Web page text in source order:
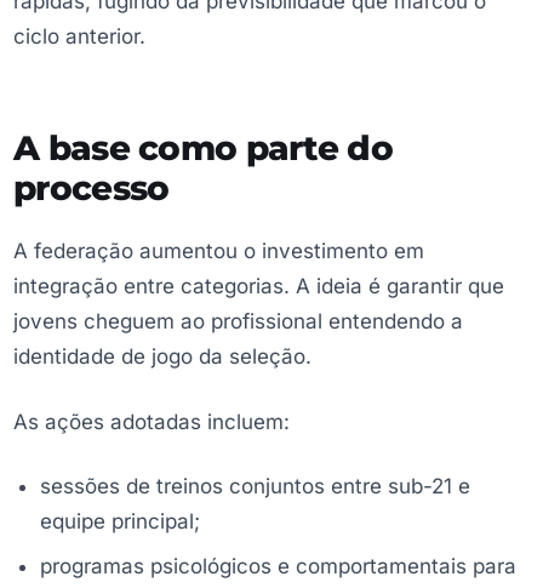
ciclo anterior.
A base como parte do
processo
A federação aumentou o investimento em
integração entre categorias. A ideia é garantir que
jovens cheguem ao profissional entendendo a
identidade de jogo da seleção.
As ações adotadas incluem:
sessões de treinos conjuntos entre sub-21 e
equipe principal;
programas psicológicos e comportamentais para